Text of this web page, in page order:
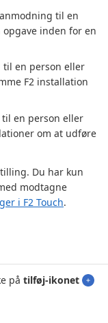
til en
inden for en
en person eller
F2 installation
en person eller
om at udføre
Du har kun
modtagne
i F2 Touch.
på tilføj-ikonet